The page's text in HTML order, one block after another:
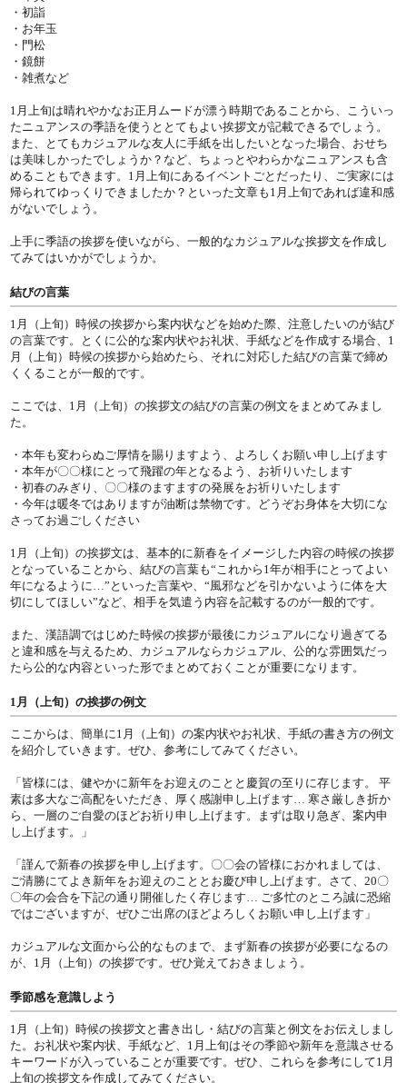
・初詣
・お年玉
・門松
・鏡餅
・雑煮など
1月上旬は晴れやかなお正月ムードが漂う時期であることから、こういっ
たニュアンスの季語を使うととてもよい挨拶文が記載できるでしょう。
また、とてもカジュアルな友人に手紙を出したいとなった場合、おせち
は美味しかったでしょうか？など、ちょっとやわらかなニュアンスも含
めることもできます。1月上旬にあるイベントごとだったり、ご実家には
帰られてゆっくりできましたか？といった文章も1月上旬であれば違和感
がないでしょう。
上手に季語の挨拶を使いながら、一般的なカジュアルな挨拶文を作成し
てみてはいかがでしょうか。
結びの言葉
1月（上旬）時候の挨拶から案内状などを始めた際、注意したいのが結び
の言葉です。とくに公的な案内状やお礼状、手紙などを作成する場合、1
月（上旬）時候の挨拶から始めたら、それに対応した結びの言葉で締め
くくることが一般的です。
ここでは、1月（上旬）の挨拶文の結びの言葉の例文をまとめてみまし
た。
・本年も変わらぬご厚情を賜りますよう、よろしくお願い申し上げます
・本年が〇〇様にとって飛躍の年となるよう、お祈りいたします
・初春のみぎり、〇〇様のますますの発展をお祈りいたします
・今年は暖冬ではありますが油断は禁物です。どうぞお身体を大切にな
さってお過ごしください
1月（上旬）の挨拶文は、基本的に新春をイメージした内容の時候の挨拶
となっていることから、結びの言葉も“これから1年が相手にとってよい
年になるように…”といった言葉や、“風邪などを引かないように体を大
切にしてほしい”など、相手を気遣う内容を記載するのが一般的です。
また、漢語調ではじめた時候の挨拶が最後にカジュアルになり過ぎてる
と違和感を与えるため、カジュアルならカジュアル、公的な雰囲気だっ
たら公的な内容といった形でまとめておくことが重要になります。
1月（上旬）の挨拶の例文
ここからは、簡単に1月（上旬）の案内状やお礼状、手紙の書き方の例文
を紹介していきます。ぜひ、参考にしてみてください。
「皆様には、健やかに新年をお迎えのことと慶賀の至りに存じます。 平
素は多大なご高配をいただき、厚く感謝申し上げます… 寒さ厳しき折か
ら、一層のご自愛のほどお祈り申し上げます。まずは取り急ぎ、案内申
し上げます。」
「謹んで新春の挨拶を申し上げます。〇〇会の皆様におかれましては、
ご清勝にてよき新年をお迎えのこととお慶び申し上げます。さて、20〇
〇年の会合を下記の通り開催したく存じます… ご多忙のところ誠に恐縮
ではございますが、ぜひご出席のほどよろしくお願い申し上げます」
カジュアルな文面から公的なものまで、まず新春の挨拶が必要になるの
が、1月（上旬）の挨拶です。ぜひ覚えておきましょう。
季節感を意識しよう
1月（上旬）時候の挨拶文と書き出し・結びの言葉と例文をお伝えしまし
た。お礼状や案内状、手紙など、1月上旬はその季節や新年を意識させる
キーワードが入っていることが重要です。ぜひ、これらを参考にして1月
上旬の挨拶文を作成してみてください。